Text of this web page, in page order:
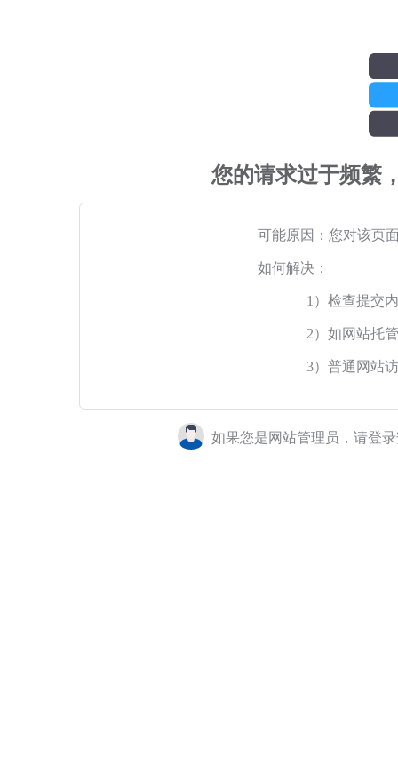
您的请求过于频繁
可能原因：您对该页
如何解决：
1）检查提交
2）如网站托
3）普通网站
如果您是网站管理员，请登